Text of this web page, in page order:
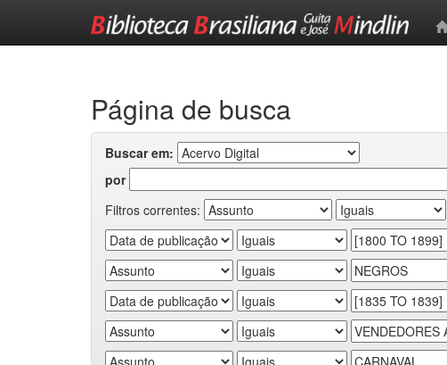
Página de busca
Buscar em:
por
Filtros correntes: